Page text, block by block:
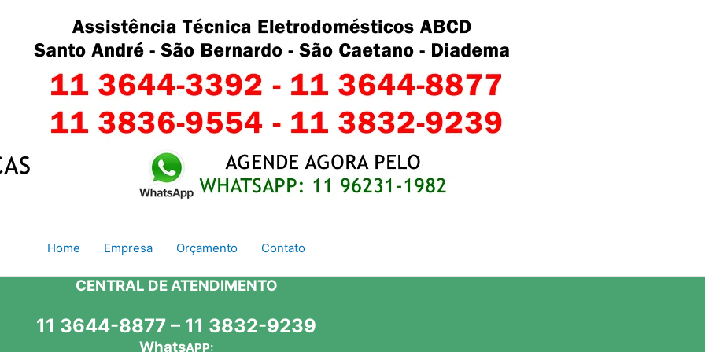
Home Empresa Orçamento Contato
CENTRAL DE ATENDIMENTO
11 3644-8877 – 11 3832-9239
WhatsAPP: